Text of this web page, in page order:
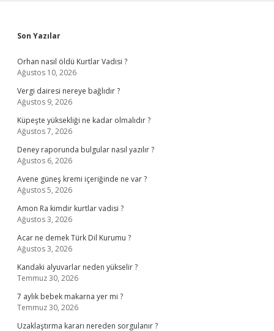
Sidebar
Son Yazılar
Orhan nasıl öldü Kurtlar Vadisi ?
Ağustos 10, 2026
Vergi dairesi nereye bağlıdır ?
Ağustos 9, 2026
Küpeşte yüksekliği ne kadar olmalıdır ?
Ağustos 7, 2026
Deney raporunda bulgular nasıl yazılır ?
Ağustos 6, 2026
Avene güneş kremi içeriğinde ne var ?
Ağustos 5, 2026
Amon Ra kimdir kurtlar vadisi ?
Ağustos 3, 2026
Acar ne demek Türk Dil Kurumu ?
Ağustos 3, 2026
Kandaki alyuvarlar neden yükselir ?
Temmuz 30, 2026
7 aylık bebek makarna yer mi ?
Temmuz 30, 2026
Uzaklaştırma kararı nereden sorgulanır ?